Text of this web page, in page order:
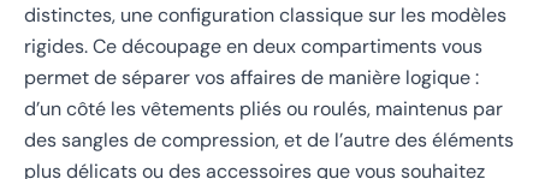
distinctes, une configuration classique sur les modèles
rigides. Ce découpage en deux compartiments vous
permet de séparer vos affaires de manière logique :
d’un côté les vêtements pliés ou roulés, maintenus par
des sangles de compression, et de l’autre des éléments
plus délicats ou des accessoires que vous souhaitez